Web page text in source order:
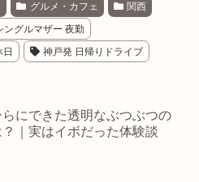
グルメ・カフェ 関西
ングルマザー 夜勤
神戸発 日帰りドライブ
にできた透明なぶつぶつの
？｜実はイボだった体験談